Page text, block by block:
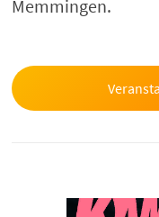
Memmingen.